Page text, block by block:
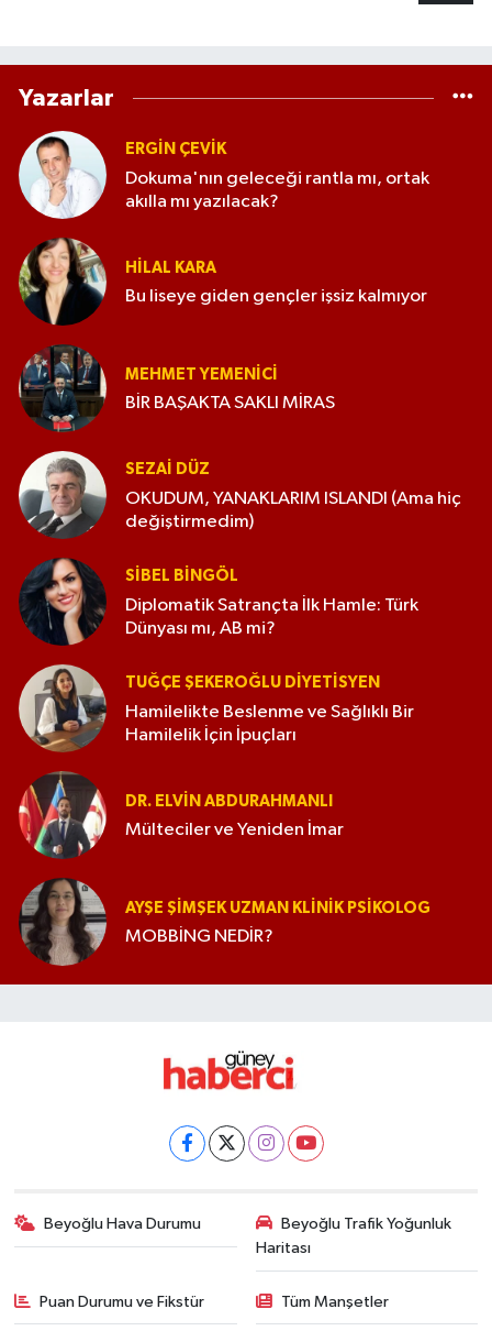
Yazarlar
ERGIN ÇEVİK
Dokuma'nın geleceği rantla mı, ortak
akılla mı yazılacak?
HILAL KARA
Bu liseye giden gençler işsiz kalmıyor
MEHMET YEMENICI
BİR BAŞAKTA SAKLI MİRAS
SEZAI DÜZ
OKUDUM, YANAKLARIM ISLANDI (Ama hiç
değiştirmedim)
SIBEL BINGÖL
Diplomatik Satrançta İlk Hamle: Türk
Dünyası mı, AB mi?
TUĞÇE ŞEKEROĞLU DIYETISYEN
Hamilelikte Beslenme ve Sağlıklı Bir
Hamilelik İçin İpuçları
DR. ELVIN ABDURAHMANLI
Mülteciler ve Yeniden İmar
AYŞE ŞIMŞEK UZMAN KLINIK PSIKOLOG
MOBBİNG NEDİR?
Beyoğlu Hava Durumu
Beyoğlu Trafik Yoğunluk
Haritası
Puan Durumu ve Fikstür Tüm Manşetler